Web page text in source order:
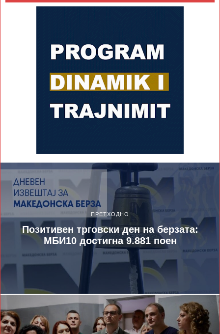
ПРЕТХОДНО
Позитивен трговски ден на берзата:
МБИ10 достигна 9.881 поен